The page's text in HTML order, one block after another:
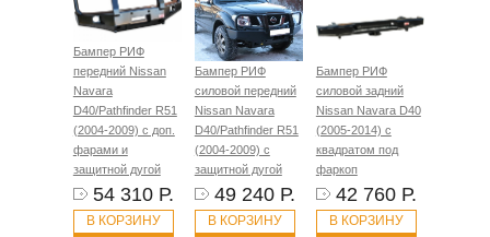
Бампер РИФ
передний Nissan
Navara
D40/Pathfinder R51
(2004-2009) с доп.
фарами и
защитной дугой
54 310 Р.
В КОРЗИНУ
Бампер РИФ
силовой передний
Nissan Navara
D40/Pathfinder R51
(2004-2009) с
защитной дугой
49 240 Р.
В КОРЗИНУ
Бампер РИФ
силовой задний
Nissan Navara D40
(2005-2014) с
квадратом под
фаркоп
42 760 Р.
В КОРЗИНУ